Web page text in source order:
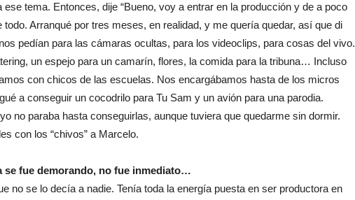
ese tema. Entonces, dije “Bueno, voy a entrar en la producción y de a poco
Arranqué por tres meses, en realidad, y me quería quedar, así que di
pedían para las cámaras ocultas, para los videoclips, para cosas del vivo.
un espejo para un camarín, flores, la comida para la tribuna… Incluso
con chicos de las escuelas. Nos encargábamos hasta de los micros
a conseguir un cocodrilo para Tu Sam y un avión para una parodia.
no paraba hasta conseguirlas, aunque tuviera que quedarme sin dormir.
con los “chivos” a Marcelo.
se fue demorando, no fue inmediato…
no se lo decía a nadie. Tenía toda la energía puesta en ser productora en